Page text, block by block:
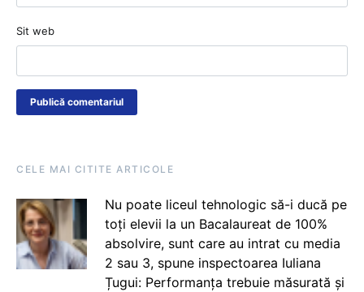
Sit web
CELE MAI CITITE ARTICOLE
Nu poate liceul tehnologic să-i ducă pe
toți elevii la un Bacalaureat de 100%
absolvire, sunt care au intrat cu media
2 sau 3, spune inspectoarea Iuliana
Țugui: Performanța trebuie măsurată și